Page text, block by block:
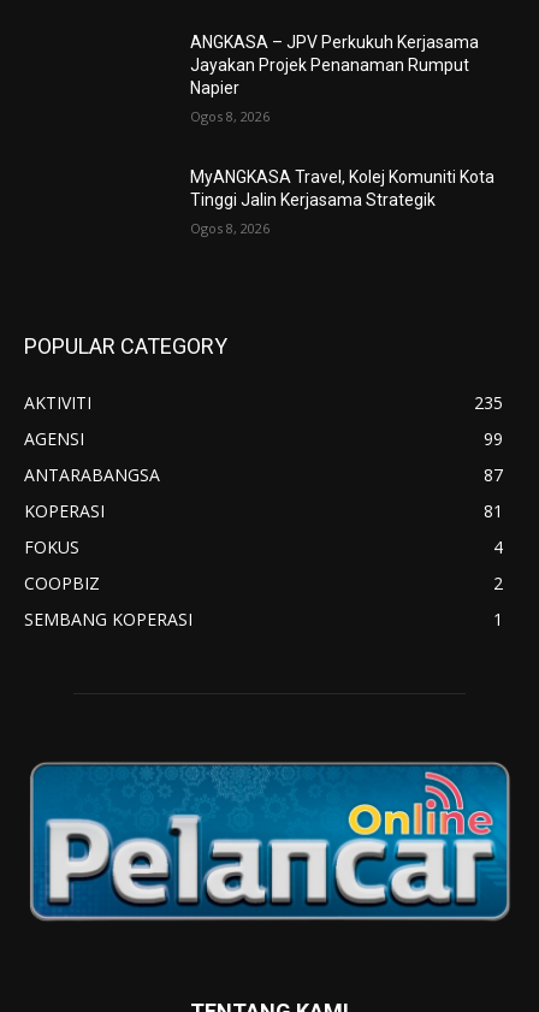
ANGKASA – JPV Perkukuh Kerjasama
Jayakan Projek Penanaman Rumput
Napier
Ogos 8, 2026
MyANGKASA Travel, Kolej Komuniti Kota
Tinggi Jalin Kerjasama Strategik
Ogos 8, 2026
POPULAR CATEGORY
AKTIVITI
235
AGENSI
99
ANTARABANGSA
87
KOPERASI
81
FOKUS
4
COOPBIZ
2
SEMBANG KOPERASI
1